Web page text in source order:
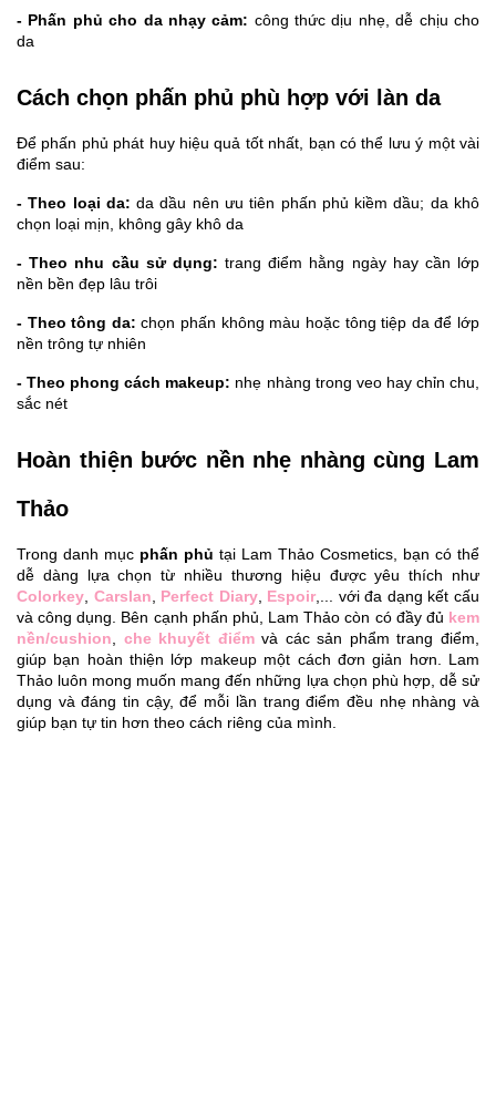
- Phấn phủ cho da nhạy cảm: công thức dịu nhẹ, dễ chịu cho
da
Cách chọn phấn phủ phù hợp với làn da
Để phấn phủ phát huy hiệu quả tốt nhất, bạn có thể lưu ý một vài
điểm sau:
- Theo loại da: da dầu nên ưu tiên phấn phủ kiềm dầu; da khô
chọn loại mịn, không gây khô da
- Theo nhu cầu sử dụng: trang điểm hằng ngày hay cần lớp
nền bền đẹp lâu trôi
- Theo tông da: chọn phấn không màu hoặc tông tiệp da để lớp
nền trông tự nhiên
- Theo phong cách makeup: nhẹ nhàng trong veo hay chỉn chu,
sắc nét
Hoàn thiện bước nền nhẹ nhàng cùng Lam
Thảo
Trong danh mục phấn phủ tại Lam Thảo Cosmetics, bạn có thể
Colorkey Carslan Perfect Diary, Espoir ,... với đa dạng kết cấu
và công dụng. Bên cạnh phấn phủ, Lam Thảo còn có đầy đủ kem
nền/cushion
che khuyết điểm và các sản phẩm trang điểm,
giúp bạn hoàn thiện lớp makeup một cách đơn giản hơn. Lam
Thảo luôn mong muốn mang đến những lựa chọn phù hợp, dễ sử
dụng và đáng tin cậy, để mỗi lần trang điểm đều nhẹ nhàng và
giúp bạn tự tin hơn theo cách riêng của mình.